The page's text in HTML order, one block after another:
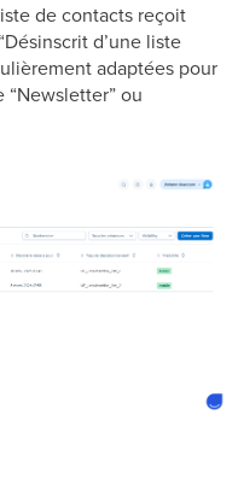
de contacts reçoit
d’une liste
adaptées pour
ou